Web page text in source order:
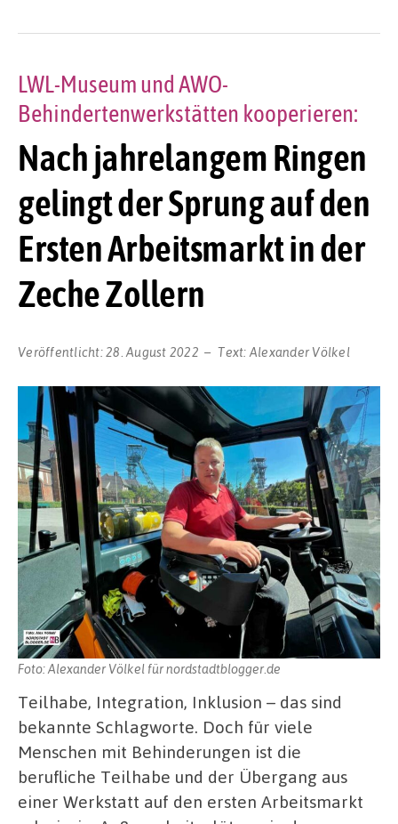
Nach jahrelangem Ringen
gelingt der Sprung auf den
Ersten Arbeitsmarkt in der
Zeche Zollern
LWL-Museum und AWO-
Behindertenwerkstätten kooperieren:
Veröffentlicht:28. August 2022 Text: Alexander Völkel
Foto: Alexander Völkel für nordstadtblogger.de
Teilhabe, Integration, Inklusion – das sind
bekannte Schlagworte. Doch für viele
Menschen mit Behinderungen ist die
berufliche Teilhabe und der Übergang aus
einer Werkstatt auf den ersten Arbeitsmarkt